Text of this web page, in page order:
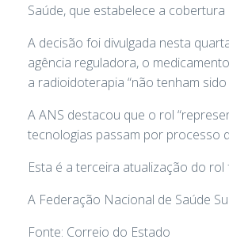
Saúde, que estabelece a
A decisão foi divulgada nesta
agência reguladora, o
a radioidoterapia “não tenham
A ANS destacou que o rol
tecnologias passam por processo
Esta é a terceira atualização do rol
A Federação Nacional de Saúde
Fonte: Correio do Estado